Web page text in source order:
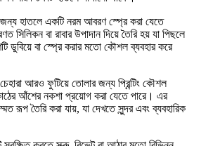
হাতলে একটি নরম আবরণ স্প্রে করা যেতে
সিলিকন বা রাবার উপাদান দিয়ে তৈরি হয় যা পিছলে
ডুবিয়ে বা স্প্রে করার মতো কৌশল ব্যবহার করে
আরও ফুটিয়ে তোলার জন্য প্রিন্টিং কৌশল
আঁশের নকশা প্রয়োগ করা যেতে পারে। এর
রূপ তৈরি করা যায়, যা দেখতে সুন্দর এবং ব্যবহারিক